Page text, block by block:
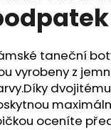
taneční
vyrobeny z
oceníte
S PLNOU ŠPIČKOU